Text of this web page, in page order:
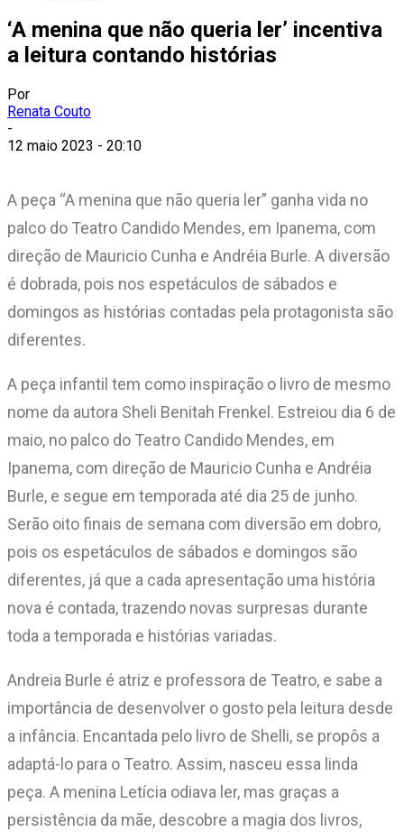
‘A menina que não queria ler’ incentiva
a leitura contando histórias
Por
Renata Couto
-
12 maio 2023 - 20:10
A peça “A menina que não queria ler” ganha vida no
palco do Teatro Candido Mendes, em Ipanema, com
direção de Mauricio Cunha e Andréia Burle. A diversão
é dobrada, pois nos espetáculos de sábados e
domingos as histórias contadas pela protagonista são
diferentes.
A peça infantil tem como inspiração o livro de mesmo
nome da autora Sheli Benitah Frenkel. Estreiou dia 6 de
maio, no palco do Teatro Candido Mendes, em
Ipanema, com direção de Mauricio Cunha e Andréia
Burle, e segue em temporada até dia 25 de junho.
Serão oito finais de semana com diversão em dobro,
pois os espetáculos de sábados e domingos são
diferentes, já que a cada apresentação uma história
nova é contada, trazendo novas surpresas durante
toda a temporada e histórias variadas.
Andreia Burle é atriz e professora de Teatro, e sabe a
importância de desenvolver o gosto pela leitura desde
a infância. Encantada pelo livro de Shelli, se propôs a
adaptá-lo para o Teatro. Assim, nasceu essa linda
peça. A menina Letícia odiava ler, mas graças a
persistência da mãe, descobre a magia dos livros,